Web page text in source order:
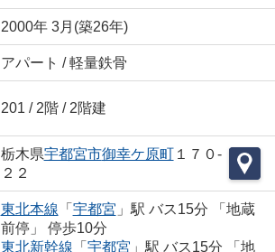
2000年 3月(築26年)
アパート / 軽量鉄骨
201 / 2階 / 2階建
栃木県宇都宮市御幸ケ原町１７０-
２２
東北本線 「 宇都宮 」駅 バス15分 「地蔵
前停」 停歩10分
東北新幹線 「 宇都宮 」駅 バス15分 「地